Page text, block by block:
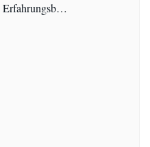
Erfahrungsb…